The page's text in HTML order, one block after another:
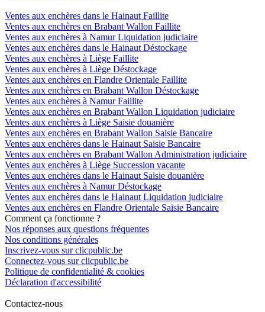
Ventes aux enchères dans le Hainaut Faillite
Ventes aux enchères en Brabant Wallon Faillite
Ventes aux enchères à Namur Liquidation judiciaire
Ventes aux enchères dans le Hainaut Déstockage
Ventes aux enchères à Liège Faillite
Ventes aux enchères à Liège Déstockage
Ventes aux enchères en Flandre Orientale Faillite
Ventes aux enchères en Brabant Wallon Déstockage
Ventes aux enchères à Namur Faillite
Ventes aux enchères en Brabant Wallon Liquidation judiciaire
Ventes aux enchères à Liège Saisie douanière
Ventes aux enchères en Brabant Wallon Saisie Bancaire
Ventes aux enchères dans le Hainaut Saisie Bancaire
Ventes aux enchères en Brabant Wallon Administration judiciaire
Ventes aux enchères à Liège Succession vacante
Ventes aux enchères dans le Hainaut Saisie douanière
Ventes aux enchères à Namur Déstockage
Ventes aux enchères dans le Hainaut Liquidation judiciaire
Ventes aux enchères en Flandre Orientale Saisie Bancaire
Comment ça fonctionne ?
Nos réponses aux questions fréquentes
Nos conditions générales
Inscrivez-vous sur clicpublic.be
Connectez-vous sur clicpublic.be
Politique de confidentialité & cookies
Déclaration d'accessibilité
Contactez-nous